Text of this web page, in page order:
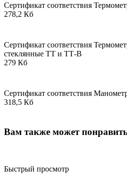
Сертификат соответствия
278,2 Кб
Сертификат соответствия
стеклянные ТТ и ТТ-В
279 Кб
Сертификат соответствия
318,5 Кб
Вам также может
Быстрый просмотр